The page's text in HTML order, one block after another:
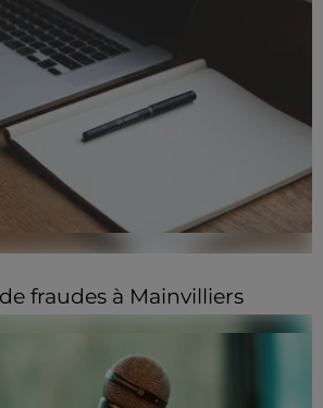
fraudes à Mainvilliers